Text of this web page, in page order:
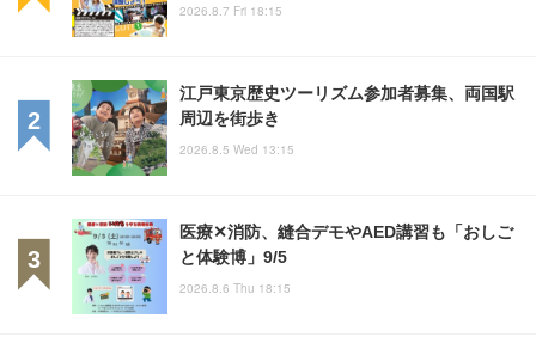
2026.8.7 Fri 18:15
江戸東京歴史ツーリズム参加者募集、両国駅
周辺を街歩き
2026.8.5 Wed 13:15
医療✕消防、縫合デモやAED講習も「おしご
と体験博」9/5
2026.8.6 Thu 18:15